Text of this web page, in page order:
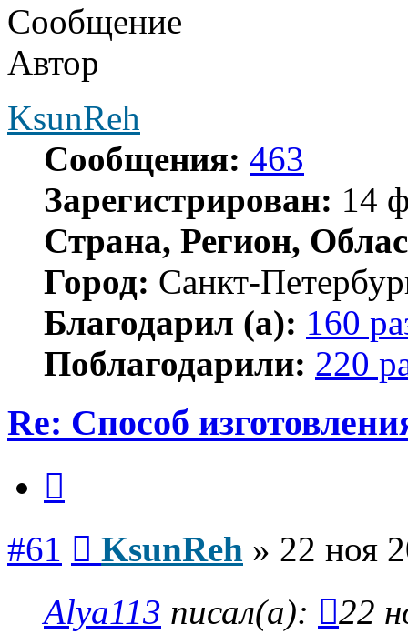
Сообщение
Автор
KsunReh
Сообщения: 463
Зарегистрирован: 14
Страна, Регион,
Город: Санкт-
Благодарил (а): 160
Поблагодарили: 220
Re: Способ
#61 KsunReh » 22 ноя
Alya113 писал(а):
22